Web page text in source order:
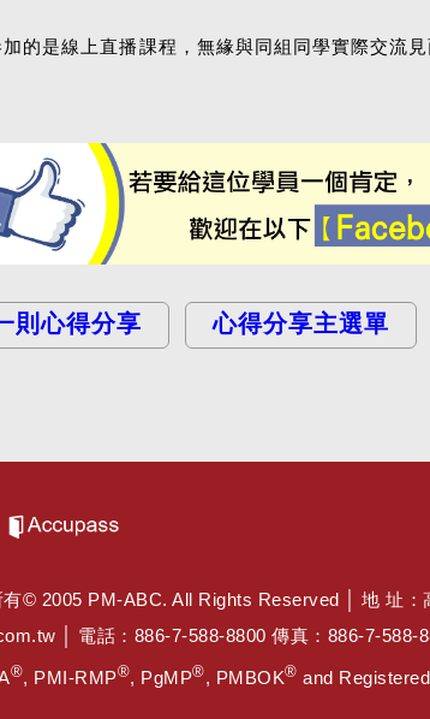
的是線上直播課程，無緣與同組同學實際交流
則心得分享 心得分享主選單
© 2005 PM-ABC. All Rights Reserved │ 地 址：
│ 電話：886-7-588-8800 傳真：886-7-
®, PMI-RMP®, PgMP®, PMBOK® and